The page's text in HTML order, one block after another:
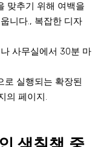
맞추기 위해 여백을
니다., 복잡한 디자
사무실에서 30분 마
로 실행되는 확장된
의 페이지.